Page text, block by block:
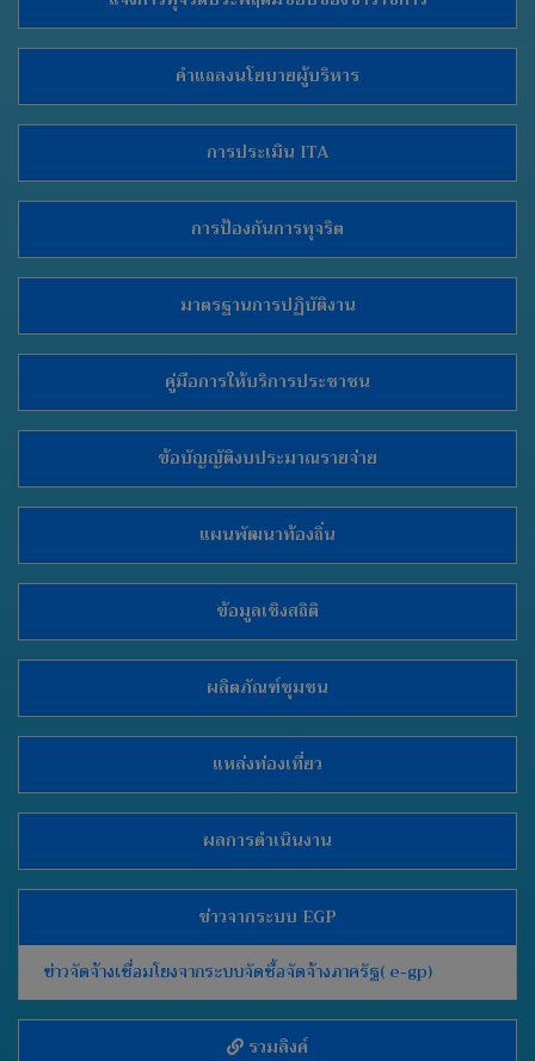
คำแถลงนโยบายผู้บริหาร
การประเมิน ITA
การป้องกันการทุจริต
มาตรฐานการปฏิบัติงาน
คู่มือการให้บริการประชาชน
ข้อบัญญัติงบประมาณรายจ่าย
แผนพัฒนาท้องถิ่น
ข้อมูลเชิงสถิติ
ผลิตภัณฑ์ชุมชน
แหล่งท่องเที่ยว
ผลการดำเนินงาน
ข่าวจากระบบ EGP
ข่าวจัดจ้างเชื่อมโยงจากระบบจัดซื้อจัดจ้างภาครัฐ( e-gp)
รวมลิงค์